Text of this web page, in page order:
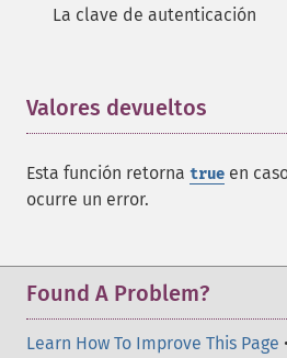
La clave de autenticación
Valores devueltos
Esta función retorna true en
ocurre un error.
Found A Problem?
Learn How To Improve This Page •